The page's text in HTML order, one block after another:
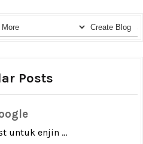
Posts
untuk enjin ...